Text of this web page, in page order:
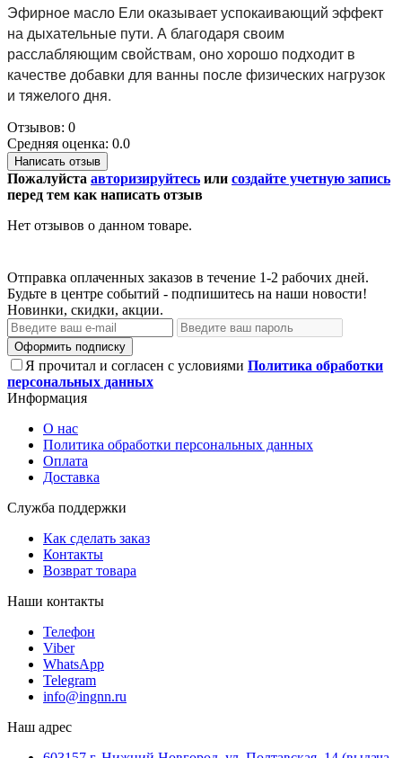
Эфирное масло Ели оказывает успокаивающий эффект
на дыхательные пути. А благодаря своим
расслабляющим свойствам, оно хорошо подходит в
качестве добавки для ванны после физических нагрузок
и тяжелого дня.
Отзывов: 0
Средняя оценка: 0.0
Написать отзыв
Пожалуйста авторизируйтесь или создайте учетную запись
перед тем как написать отзыв
Нет отзывов о данном товаре.
Отправка оплаченных заказов в течение 1-2 рабочих дней.
Будьте в центре событий - подпишитесь на наши новости!
Новинки, скидки, акции.
Оформить подписку
Я прочитал и согласен с условиями Политика обработки
персональных данных
Информация
О нас
Политика обработки персональных данных
Оплата
Доставка
Служба поддержки
Как сделать заказ
Контакты
Возврат товара
Наши контакты
Телефон
Viber
WhatsApp
Telegram
info@ingnn.ru
Наш адрес